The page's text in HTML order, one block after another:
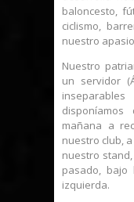
baloncesto,
ciclismo,
nuestro
Nuestro
un servidor
mañana a
nuestro club,
nuestro
pasado,
izquierda.